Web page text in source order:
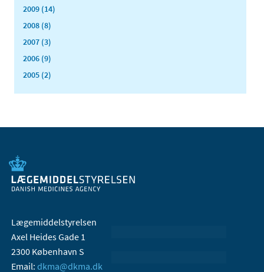
2009 (14)
2008 (8)
2007 (3)
2006 (9)
2005 (2)
Lægemiddelstyrelsen
Axel Heides Gade 1
2300 København S
Email: dkma@dkma.dk